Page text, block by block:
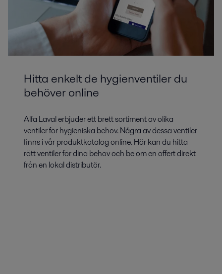
Hitta enkelt de hygienventiler du
behöver online
Alfa Laval erbjuder ett brett sortiment av olika
ventiler för hygieniska behov. Några av dessa ventiler
finns i vår produktkatalog online. Här kan du hitta
rätt ventiler för dina behov och be om en offert direkt
från en lokal distributör.